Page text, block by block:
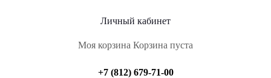
Личный кабинет
Моя корзина Корзина пуста
+7 (812) 679-71-00